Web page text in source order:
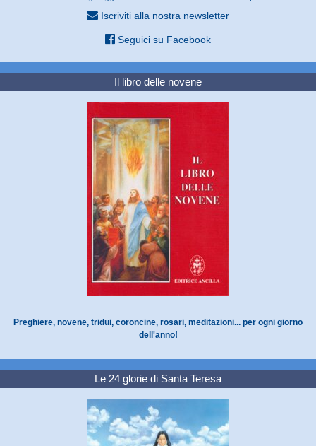
Iscriviti alla nostra newsletter
Seguici su Facebook
Il libro delle novene
Preghiere, novene, tridui, coroncine, rosari, meditazioni... per ogni giorno
dell'anno!
Le 24 glorie di Santa Teresa